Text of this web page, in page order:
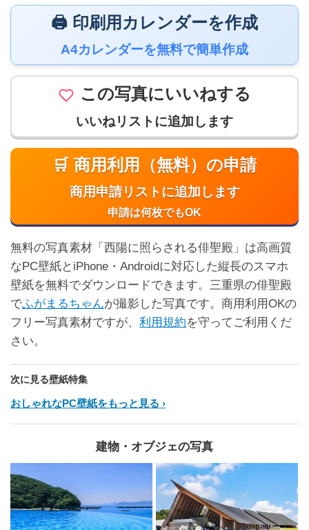
🖨️ 印刷用カレンダーを作成
A4カレンダーを無料で簡単作成
この写真にいいねする
いいねリストに追加します
🛒 商用利用（無料）の申請
商用申請リストに追加します
申請は何枚でもOK
無料の写真素材「西陽に照らされる俳聖殿」は高画質
なPC壁紙とiPhone・Androidに対応した縦長のスマホ
壁紙を無料でダウンロードできます。三重県の俳聖殿
でふがまるちゃんが撮影した写真です。商用利用OKの
フリー写真素材ですが、 利用規約を守ってご利用くだ
さい。
次に見る壁紙特集
おしゃれなPC壁紙をもっと見る
建物・オブジェの写真